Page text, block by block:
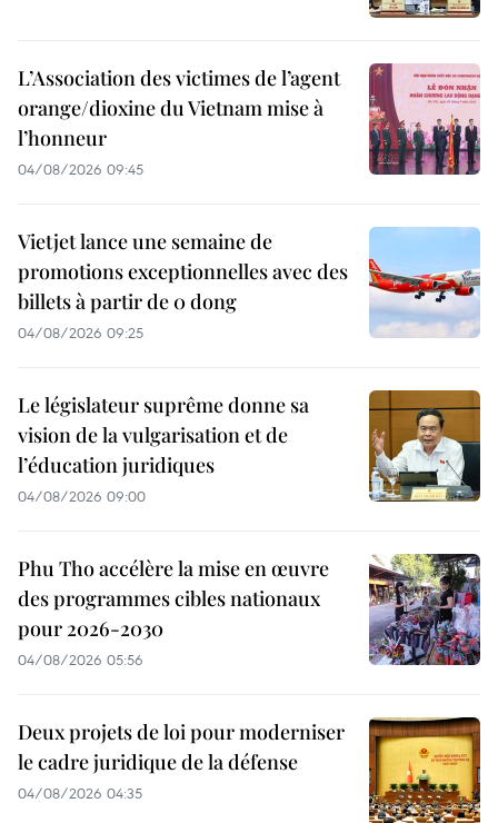
L’Association des victimes de l’agent
orange/dioxine du Vietnam mise à
l’honneur
04/08/2026 09:45
Vietjet lance une semaine de
promotions exceptionnelles avec des
billets à partir de 0 dong
04/08/2026 09:25
Le législateur suprême donne sa
vision de la vulgarisation et de
l’éducation juridiques
04/08/2026 09:00
Phu Tho accélère la mise en œuvre
des programmes cibles nationaux
pour 2026-2030
04/08/2026 05:56
Deux projets de loi pour moderniser
le cadre juridique de la défense
04/08/2026 04:35